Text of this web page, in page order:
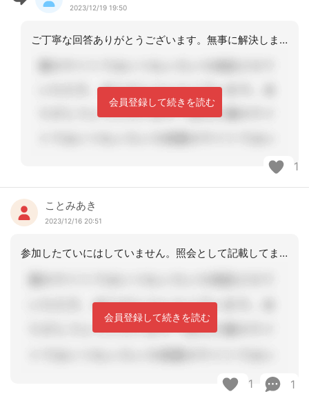
2023/12/19 19:50
ご丁寧な回答ありがとうございます。無事に解決しました。
会員登録して続きを読む
1
ことみあき
2023/12/16 20:51
参加したていにはしていません。照会として記載してます。電話照会はあまりしていませ
会員登録して続きを読む
1 1